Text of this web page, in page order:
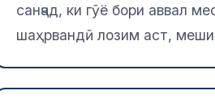
санҷад, ки гӯё бори аввал
шаҳрвандӣ лозим аст,